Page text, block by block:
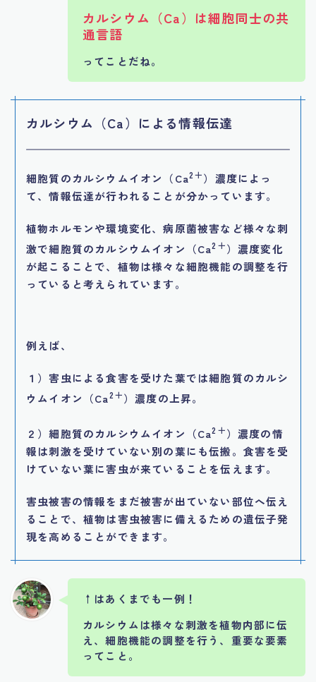
カルシウム（Ca）は細胞同士の共
通言語
ってことだね。
カルシウム（Ca）による情報伝達
細胞質のカルシウムイオン（Ca2＋）濃度によっ
て、情報伝達が行われることが分かっています。
植物ホルモンや環境変化、病原菌被害など様々な刺
激で細胞質のカルシウムイオン（Ca2＋）濃度変化
が起こることで、植物は様々な細胞機能の調整を行
っていると考えられています。
例えば、
１）害虫による食害を受けた葉では細胞質のカルシ
ウムイオン（Ca2＋）濃度の上昇。
２）細胞質のカルシウムイオン（Ca2＋）濃度の情
報は刺激を受けていない別の葉にも伝搬。食害を受
けていない葉に害虫が来ていることを伝えます。
害虫被害の情報をまだ被害が出ていない部位へ伝え
ることで、植物は害虫被害に備えるための遺伝子発
現を高めることができます。
↑はあくまでも一例！
カルシウムは様々な刺激を植物内部に伝
え、細胞機能の調整を行う、重要な要素
ってこと。